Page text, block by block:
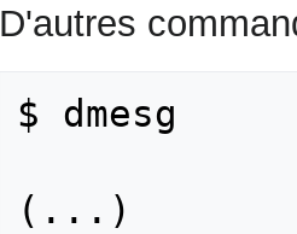
D'autres
$ dmesg
(...)